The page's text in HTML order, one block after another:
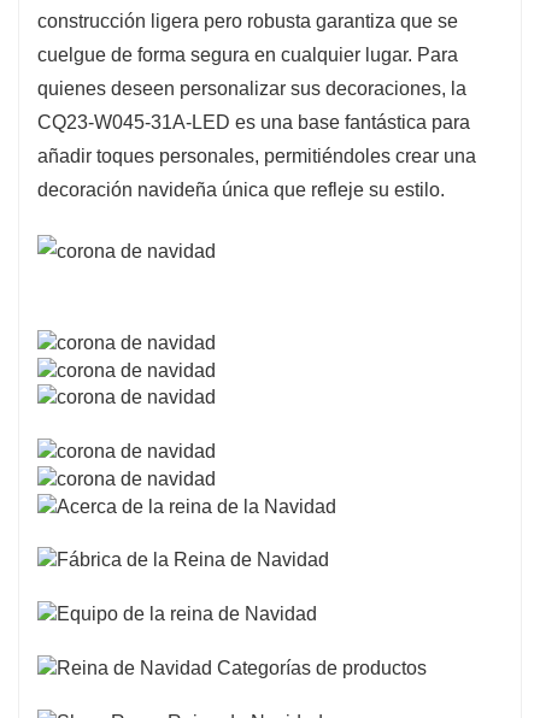
construcción ligera pero robusta garantiza que se
cuelgue de forma segura en cualquier lugar. Para
quienes deseen personalizar sus decoraciones, la
CQ23-W045-31A-LED es una base fantástica para
añadir toques personales, permitiéndoles crear una
decoración navideña única que refleje su estilo.